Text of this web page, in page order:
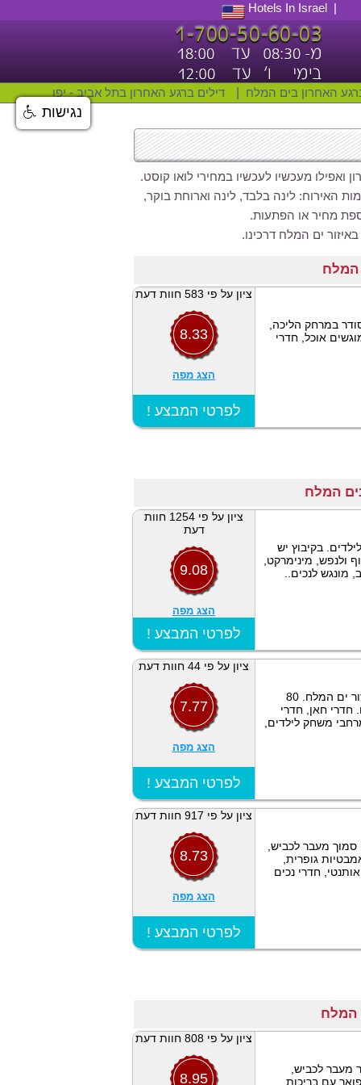
Hotels In Israel
דילים ברגע האחרון בתל אביב - יפו האחרון בים המלח
מעכשיו לעכשיו במחירי לואו קוסט.
מלונות בים המלח. בכל רמות האירוח: לינה בלבד, לינה וארוחת בוקר,
מחיר או הפתעות.
ציון על פי 583 חוות דעת
8.33
הצג מפה
! לפרטי המבצע
במרחק הליכה,
אוכל, חדרי
ציון על פי 1254 חוות
דעת
9.08
הצג מפה
! לפרטי המבצע
בקיבוץ יש
ולנפש, מינימרקט,
מונגש לנכים..
ציון על פי 44 חוות דעת
7.77
הצג מפה
! לפרטי המבצע
מקום האירוח ממוקם בליבו של קיבוץ אלמוג באזור ים המלח. 80
חדרי חאן, חדרי
במקום מרחבי משחק לילדים,
ציון על פי 917 חוות דעת
8.73
הצג מפה
! לפרטי המבצע
מעבר לכביש,
גופרית,
חדרי נכים
ציון על פי 808 חוות דעת
8.95
מעבר לכביש,
עם בריכות,
נגישות